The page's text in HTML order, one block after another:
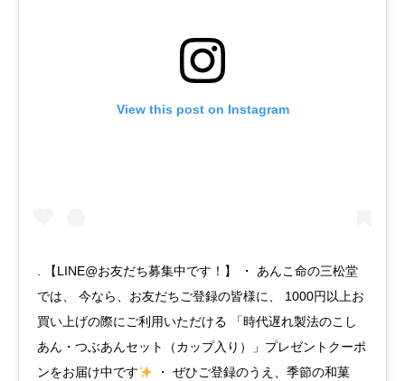
View this post on Instagram
. 【LINE@お友だち募集中です！】 ・ あんこ命の三松堂
では、 今なら、お友だちご登録の皆様に、 1000円以上お
買い上げの際にご利用いただける 「時代遅れ製法のこし
あん・つぶあんセット（カップ入り）」プレゼントクーポ
ンをお届け中です
・ ぜひご登録のうえ、季節の和菓